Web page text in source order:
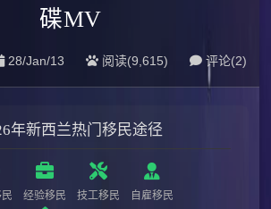
碟MV
28/Jan/13 阅读(9,615) 评论(2)
年新西兰热门移民途径
经验移民 技工移民 自雇移民